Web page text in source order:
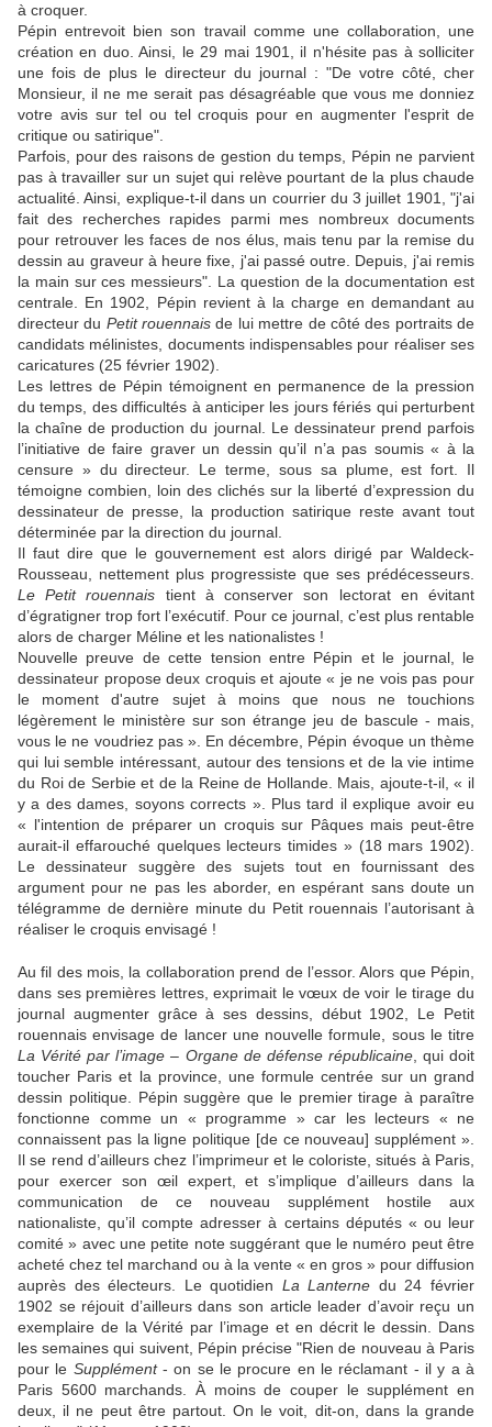
à croquer.
Pépin entrevoit bien son travail comme une collaboration, une
création en duo. Ainsi, le 29 mai 1901, il n'hésite pas à solliciter
une fois de plus le directeur du journal : "De votre côté, cher
Monsieur, il ne me serait pas désagréable que vous me donniez
votre avis sur tel ou tel croquis pour en augmenter l'esprit de
critique ou satirique".
Parfois, pour des raisons de gestion du temps, Pépin ne parvient
pas à travailler sur un sujet qui relève pourtant de la plus chaude
actualité. Ainsi, explique-t-il dans un courrier du 3 juillet 1901, "j'ai
fait des recherches rapides parmi mes nombreux documents
pour retrouver les faces de nos élus, mais tenu par la remise du
dessin au graveur à heure fixe, j'ai passé outre. Depuis, j'ai remis
la main sur ces messieurs". La question de la documentation est
centrale. En 1902, Pépin revient à la charge en demandant au
directeur du Petit rouennais de lui mettre de côté des portraits de
candidats mélinistes, documents indispensables pour réaliser ses
caricatures (25 février 1902).
Les lettres de Pépin témoignent en permanence de la pression
du temps, des difficultés à anticiper les jours fériés qui perturbent
la chaîne de production du journal. Le dessinateur prend parfois
l’initiative de faire graver un dessin qu’il n’a pas soumis « à la
censure » du directeur. Le terme, sous sa plume, est fort. Il
témoigne combien, loin des clichés sur la liberté d’expression du
dessinateur de presse, la production satirique reste avant tout
déterminée par la direction du journal.
Il faut dire que le gouvernement est alors dirigé par Waldeck-
Rousseau, nettement plus progressiste que ses prédécesseurs.
Le Petit rouennais tient à conserver son lectorat en évitant
d’égratigner trop fort l’exécutif. Pour ce journal, c’est plus rentable
alors de charger Méline et les nationalistes !
Nouvelle preuve de cette tension entre Pépin et le journal, le
dessinateur propose deux croquis et ajoute « je ne vois pas pour
le moment d'autre sujet à moins que nous ne touchions
légèrement le ministère sur son étrange jeu de bascule - mais,
vous le ne voudriez pas ». En décembre, Pépin évoque un thème
qui lui semble intéressant, autour des tensions et de la vie intime
du Roi de Serbie et de la Reine de Hollande. Mais, ajoute-t-il, « il
y a des dames, soyons corrects ». Plus tard il explique avoir eu
« l'intention de préparer un croquis sur Pâques mais peut-être
aurait-il effarouché quelques lecteurs timides » (18 mars 1902).
Le dessinateur suggère des sujets tout en fournissant des
argument pour ne pas les aborder, en espérant sans doute un
télégramme de dernière minute du Petit rouennais l’autorisant à
réaliser le croquis envisagé !
Au fil des mois, la collaboration prend de l’essor. Alors que Pépin,
dans ses premières lettres, exprimait le vœux de voir le tirage du
journal augmenter grâce à ses dessins, début 1902, Le Petit
rouennais envisage de lancer une nouvelle formule, sous le titre
La Vérité par l’image – Organe de défense républicaine, qui doit
toucher Paris et la province, une formule centrée sur un grand
dessin politique. Pépin suggère que le premier tirage à paraître
fonctionne comme un « programme » car les lecteurs « ne
connaissent pas la ligne politique [de ce nouveau] supplément ».
Il se rend d’ailleurs chez l’imprimeur et le coloriste, situés à Paris,
pour exercer son œil expert, et s’implique d’ailleurs dans la
communication de ce nouveau supplément hostile aux
nationaliste, qu’il compte adresser à certains députés « ou leur
comité » avec une petite note suggérant que le numéro peut être
acheté chez tel marchand ou à la vente « en gros » pour diffusion
auprès des électeurs. Le quotidien La Lanterne du 24 février
1902 se réjouit d’ailleurs dans son article leader d’avoir reçu un
exemplaire de la Vérité par l’image et en décrit le dessin. Dans
les semaines qui suivent, Pépin précise "Rien de nouveau à Paris
pour le Supplément- on se le procure en le réclamant - il y a à
Paris 5600 marchands. À moins de couper le supplément en
deux, il ne peut être partout. On le voit, dit-on, dans la grande